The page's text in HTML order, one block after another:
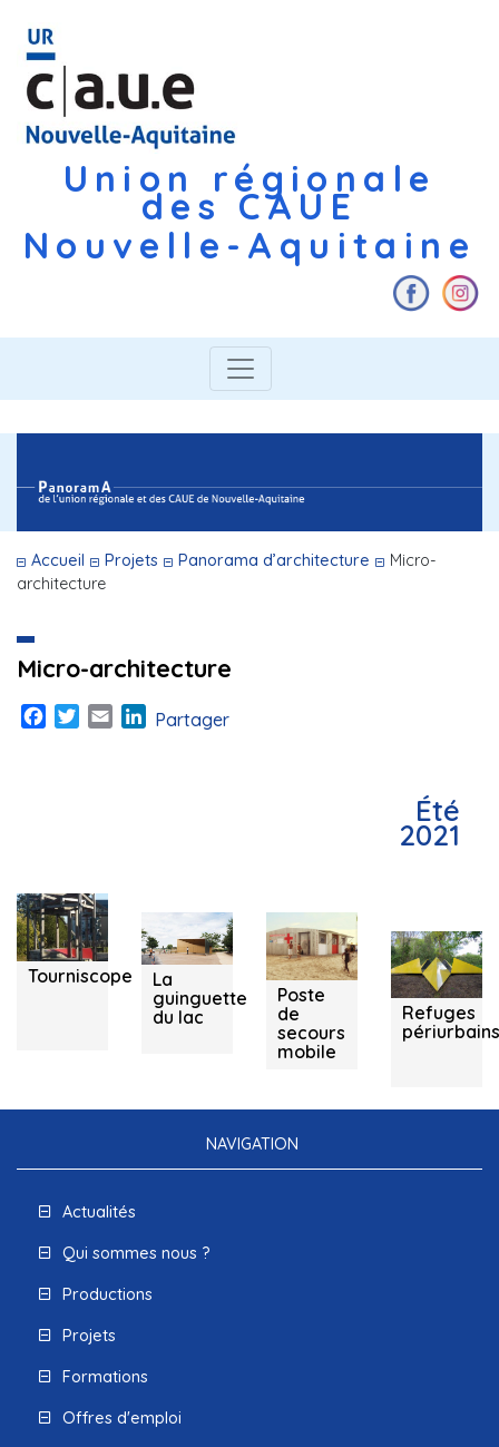
Union régionale
des CAUE
Nouvelle-Aquitaine
Accueil Projets Panorama d’architecture
Micro-
architecture
Micro-architecture
Facebook
TwitterEmail LinkedIn
Partager
Été
2021
Tourniscope
La
guinguette
du lac
Poste
de
secours
mobile
Refuges
périurbains
NAVIGATION
Actualités
Qui sommes nous ?
Productions
Projets
Formations
Offres d'emploi